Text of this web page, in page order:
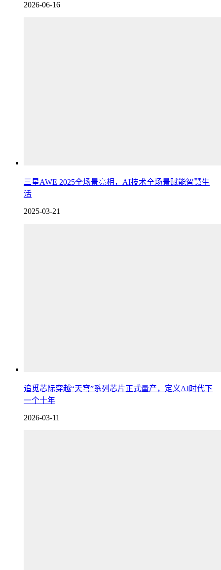
2026-06-16
三星AWE 2025全场景亮相，AI技术全场景赋能智慧生
活
2025-03-21
追觅芯际穿越“天穹”系列芯片正式量产，定义AI时代下
一个十年
2026-03-11